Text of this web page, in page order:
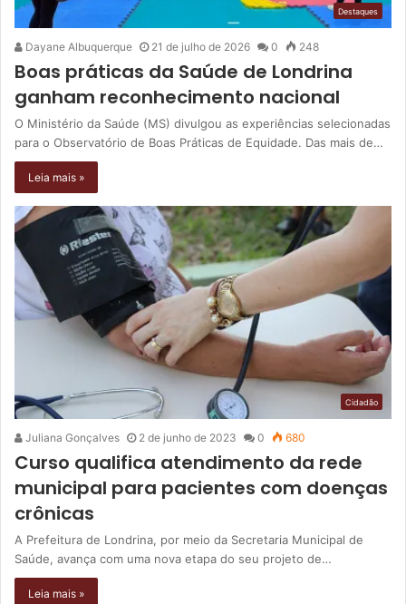
Destaques
Dayane Albuquerque 21 de julho de 2026 0 248
Boas práticas da Saúde de Londrina
ganham reconhecimento nacional
O Ministério da Saúde (MS) divulgou as experiências selecionadas
para o Observatório de Boas Práticas de Equidade. Das mais de…
Leia mais »
Cidadão
Juliana Gonçalves 2 de junho de 2023 0 680
Curso qualifica atendimento da rede
municipal para pacientes com doenças
crônicas
A Prefeitura de Londrina, por meio da Secretaria Municipal de
Saúde, avança com uma nova etapa do seu projeto de…
Leia mais »